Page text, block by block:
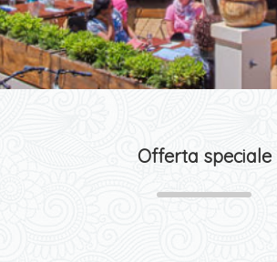
Offerta speciale